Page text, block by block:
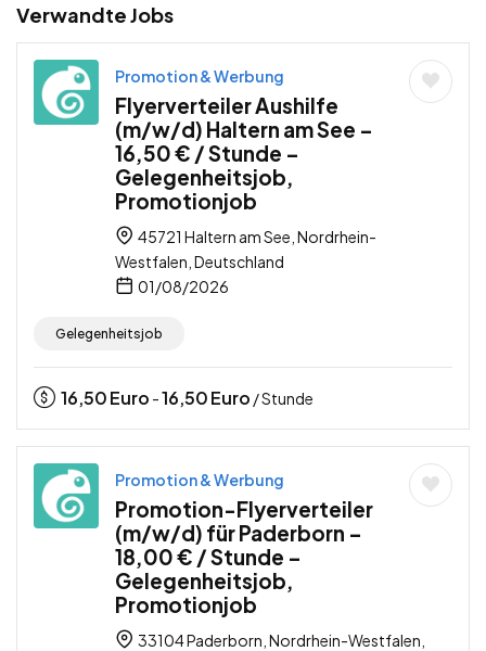
Verwandte Jobs
Promotion & Werbung
Flyerverteiler Aushilfe
(m/w/d) Haltern am See –
16,50 € / Stunde –
Gelegenheitsjob,
Promotionjob
45721 Haltern am See, Nordrhein-
Westfalen, Deutschland
01/08/2026
Gelegenheitsjob
16,50Euro -16,50Euro / Stunde
Promotion & Werbung
Promotion-Flyerverteiler
(m/w/d) für Paderborn –
18,00 € / Stunde –
Gelegenheitsjob,
Promotionjob
33104 Paderborn, Nordrhein-Westfalen,